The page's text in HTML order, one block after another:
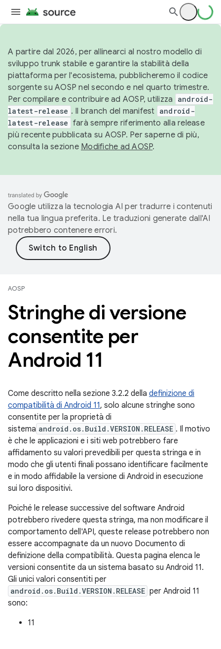
A partire dal 2026, per allinearci al nostro modello di
sviluppo trunk stabile e garantire la stabilità della
piattaforma per l'ecosistema, pubblicheremo il codice
sorgente su AOSP nel secondo e nel quarto trimestre.
Per compilare e contribuire ad AOSP, utilizza
android-
latest-release . Il branch del manifest android-
latest-release farà sempre riferimento alla release
più recente pubblicata su AOSP. Per saperne di più,
consulta la sezione Modifiche ad AOSP.
Google utilizza la tecnologia AI per tradurre i contenuti
nella tua lingua preferita. Le traduzioni generate dall'AI
potrebbero contenere errori.
AOSP
Stringhe di versione
consentite per
Android 11
Come descritto nella sezione 3.2.2 della definizione di
compatibilità di Android 11, solo alcune stringhe sono
consentite per la proprietà di
sistema android.os.Build.VERSION.RELEASE . Il motivo
è che le applicazioni e i siti web potrebbero fare
affidamento su valori prevedibili per questa stringa e in
modo che gli utenti finali possano identificare facilmente
e in modo affidabile la versione di Android in esecuzione
sui loro dispositivi.
Poiché le release successive del software Android
potrebbero rivedere questa stringa, ma non modificare il
comportamento dell'API, queste release potrebbero non
essere accompagnate da un nuovo Documento di
definizione della compatibilità. Questa pagina elenca le
versioni consentite da un sistema basato su Android 11.
Gli unici valori consentiti per
android.os.Build.VERSION.RELEASE per Android 11
sono:
11